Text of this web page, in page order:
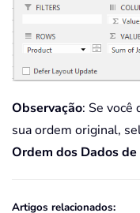
Observação: Se você
sua ordem original,
Ordem dos Dados
Artigos relacionados: